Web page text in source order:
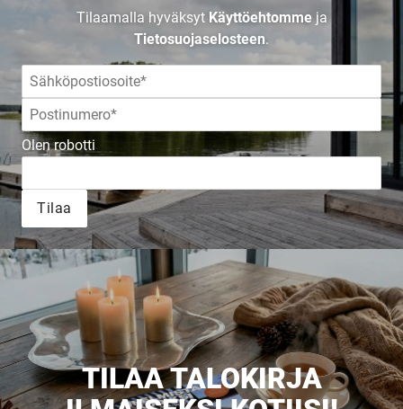
Tilaamalla hyväksyt Käyttöehtommeja
Tietosuojaselosteen.
Olen robotti
Tilaa
TILAA TALOKIRJA
UUSI
UNELMISTA
KODIKSI-
TALOKIRJA ON
JULKAISTU
Upea yli 200-sivuinen talokirja!
Tilaa esite